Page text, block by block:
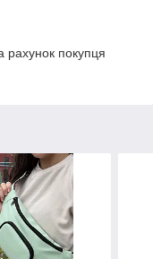
рахунок покупця